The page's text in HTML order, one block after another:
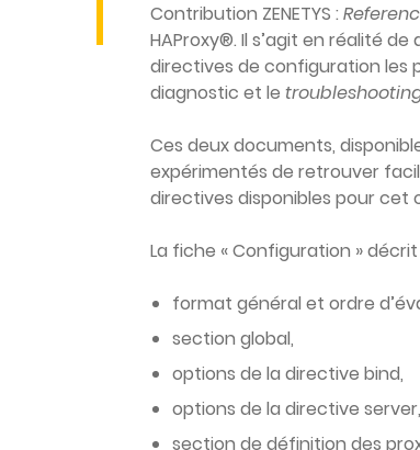
Contribution ZENETYS :
HAProxy®. Il s’agit en réalité
directives de configuration les
diagnostic et le
Ces deux documents,
expérimentés de retrouver
directives disponibles pour cet
La fiche « Configuration »
format général et ordre
section global,
options de la directive bind,
options de la directive server,
section de définition des